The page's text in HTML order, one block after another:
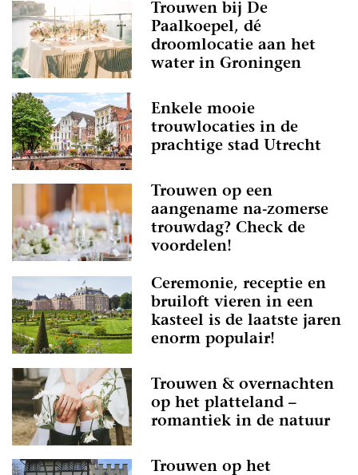
Trouwen bij De
Paalkoepel, dé
droomlocatie aan het
water in Groningen
Enkele mooie
trouwlocaties in de
prachtige stad Utrecht
Trouwen op een
aangename na-zomerse
trouwdag? Check de
voordelen!
Ceremonie, receptie en
bruiloft vieren in een
kasteel is de laatste jaren
enorm populair!
Trouwen & overnachten
op het platteland –
romantiek in de natuur
Trouwen op het